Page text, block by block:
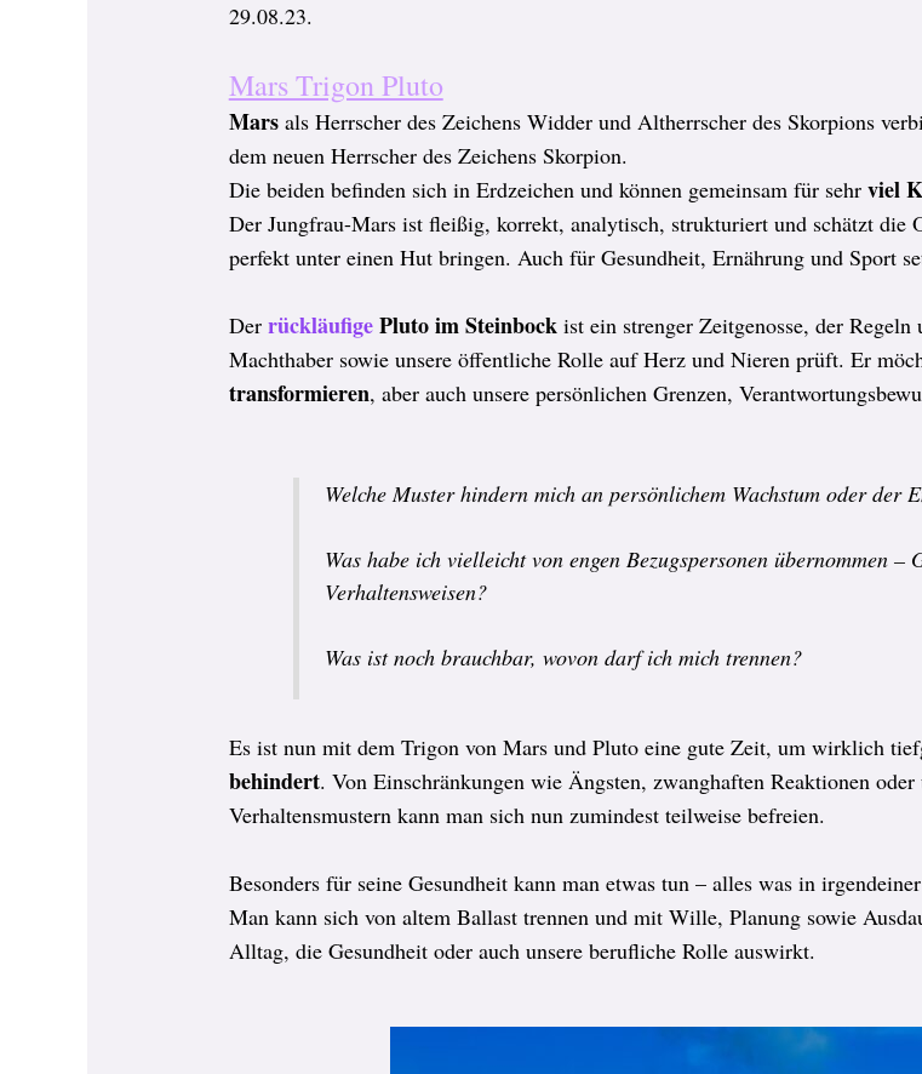
29.08.23.
Mars Trigon Pluto
Marsals Herrscher des Zeichens Widder und Altherrscher des Skorpions
dem neuen Herrscher des Zeichens Skorpion.
Die beiden befinden sich in Erdzeichen und können gemeinsam für sehr viel
Der Jungfrau-Mars ist fleißig, korrekt, analytisch, strukturiert und schätzt
perfekt unter einen Hut bringen. Auch für Gesundheit, Ernährung und Sport
Derrückläufige Pluto im Steinbockist ein strenger Zeitgenosse, der Regeln
Machthaber sowie unsere öffentliche Rolle auf Herz und Nieren prüft. Er
transformieren, aber auch unsere persönlichen Grenzen,
Welche Muster hindern mich an persönlichem Wachstum oder
Was habe ich vielleicht von engen Bezugspersonen übernommen –
Verhaltensweisen?
Was ist noch brauchbar, wovon darf ich mich trennen?
Es ist nun mit dem Trigon von Mars und Pluto eine gute Zeit, um wirklich
behindert. Von Einschränkungen wie Ängsten, zwanghaften Reaktionen oder
Verhaltensmustern kann man sich nun zumindest teilweise befreien.
Besonders für seine Gesundheit kann man etwas tun – alles was in
Man kann sich von altem Ballast trennen und mit Wille, Planung sowie
Alltag, die Gesundheit oder auch unsere berufliche Rolle auswirkt.